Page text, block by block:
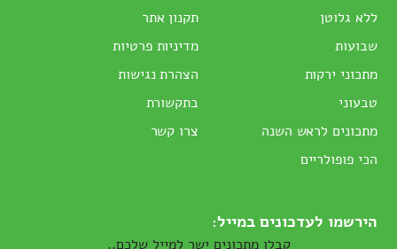
ללא גלוטן
שבועות
מתכוני ירקות
טבעוני
מתכונים לראש השנה
הכי פופולריים
תקנון אתר
מדיניות פרטיות
הצהרת נגישות
בתקשורת
צרו קשר
הירשמו לעדכונים במייל:
קבלו מתכונים ישר למייל שלכם..